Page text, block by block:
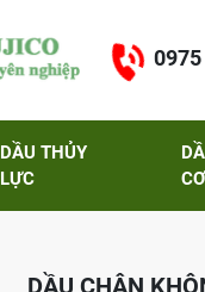
DẦU THỦY
LỰC
CƠ
DẦU CHÂN